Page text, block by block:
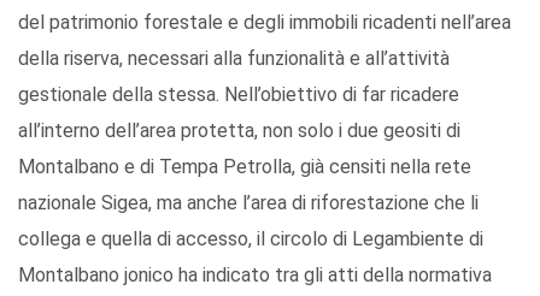
del patrimonio forestale e degli immobili ricadenti nell’area
della riserva, necessari alla funzionalità e all’attività
gestionale della stessa. Nell’obiettivo di far ricadere
all’interno dell’area protetta, non solo i due geositi di
Montalbano e di Tempa Petrolla, già censiti nella rete
nazionale Sigea, ma anche l’area di riforestazione che li
collega e quella di accesso, il circolo di Legambiente di
Montalbano jonico ha indicato tra gli atti della normativa